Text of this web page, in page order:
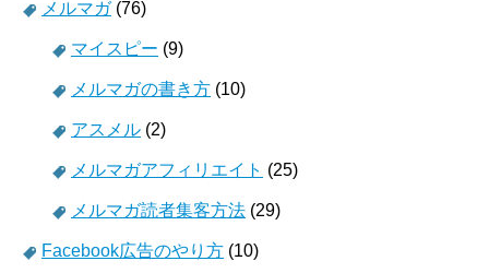
メルマガ(76)
マイスピー (9)
メルマガの書き方 (10)
アスメル (2)
メルマガアフィリエイト (25)
メルマガ読者集客方法 (29)
Facebook広告のやり方 (10)